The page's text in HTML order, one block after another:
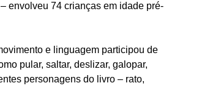
envolveu 74 crianças em idade pré-
e linguagem participou de
pular, saltar, deslizar, galopar,
personagens do livro – rato,